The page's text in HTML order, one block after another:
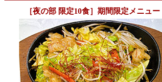
［夜の部 限定10食］期間限定メニュー